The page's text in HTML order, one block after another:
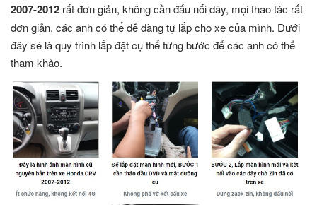
2007-2012 rất đơn giản, không cần đấu nối dây, mọi thao tác rất
đơn giản, các anh có thể dễ dàng tự lắp cho xe của mình. Dưới
đây sẽ là quy trình lắp đặt cụ thể từng bước để các anh có thể
tham khảo.